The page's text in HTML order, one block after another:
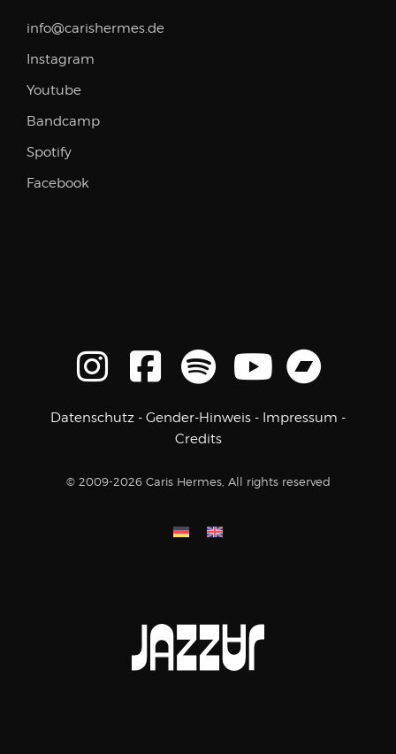
info@carishermes.de
Instagram
Youtube
Bandcamp
Spotify
Facebook
Datenschutz - Gender-Hinweis - Impressum -
Credits
© 2009-2026 Caris Hermes, All rights reserved